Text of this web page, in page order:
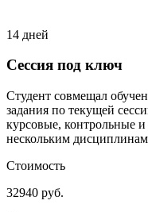
14 дней
Сессия под ключ
Студент совмещал
задания по текущей
курсовые, контрольные
нескольким
Стоимость
32940 руб.